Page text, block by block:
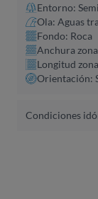
Entorno:
Ola: Aguas
Fondo: Roca
Anchura
Longitud
Orientación:
Condiciones